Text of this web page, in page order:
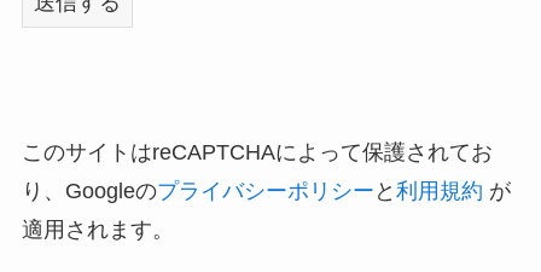
このサイトはreCAPTCHAによって保護されてお
り、Googleのプライバシーポリシー と 利用規約 が
適用されます。